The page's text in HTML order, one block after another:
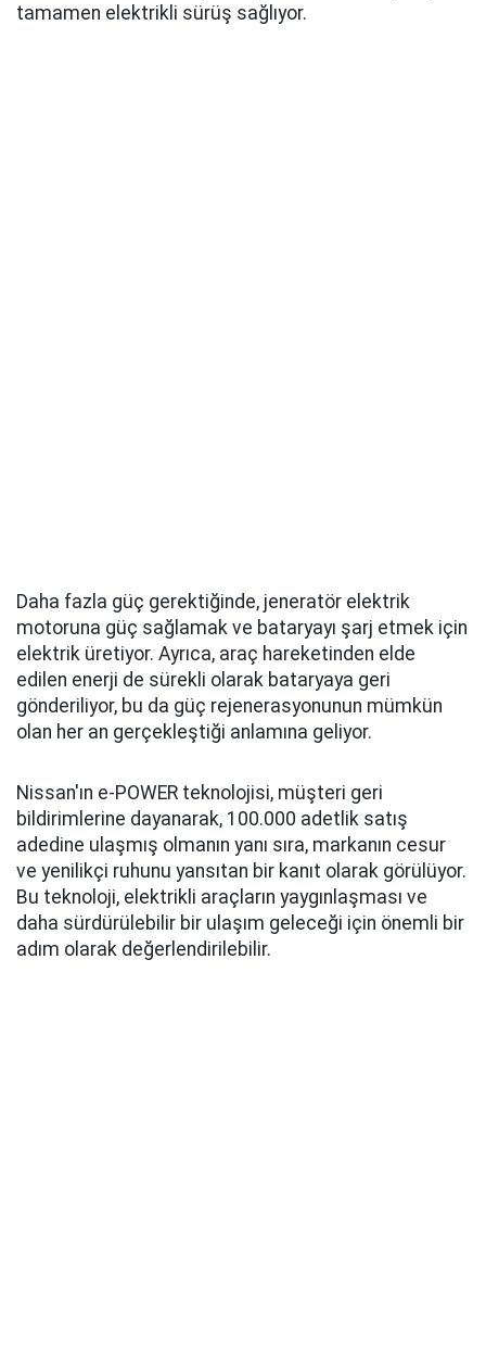
tamamen elektrikli sürüş sağlıyor.
Daha fazla güç gerektiğinde, jeneratör elektrik
motoruna güç sağlamak ve bataryayı şarj etmek için
elektrik üretiyor. Ayrıca, araç hareketinden elde
edilen enerji de sürekli olarak bataryaya geri
gönderiliyor, bu da güç rejenerasyonunun mümkün
olan her an gerçekleştiği anlamına geliyor.
Nissan'ın e-POWER teknolojisi, müşteri geri
bildirimlerine dayanarak, 100.000 adetlik satış
adedine ulaşmış olmanın yanı sıra, markanın cesur
ve yenilikçi ruhunu yansıtan bir kanıt olarak görülüyor.
Bu teknoloji, elektrikli araçların yaygınlaşması ve
daha sürdürülebilir bir ulaşım geleceği için önemli bir
adım olarak değerlendirilebilir.